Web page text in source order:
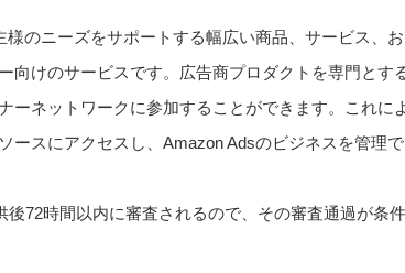
のニーズをサポートする幅広い商品、サービス、
向けのサービスです。広告商プロダクトを専門とす
ーネットワークに参加することができます。これに
スにアクセスし、Amazon Adsのビジネスを管理で
72時間以内に審査されるので、その審査通過が条